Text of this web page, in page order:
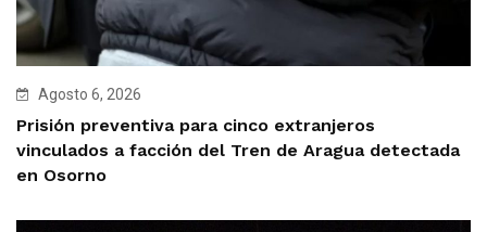
Agosto 6, 2026
Prisión preventiva para cinco extranjeros
vinculados a facción del Tren de Aragua detectada
en Osorno